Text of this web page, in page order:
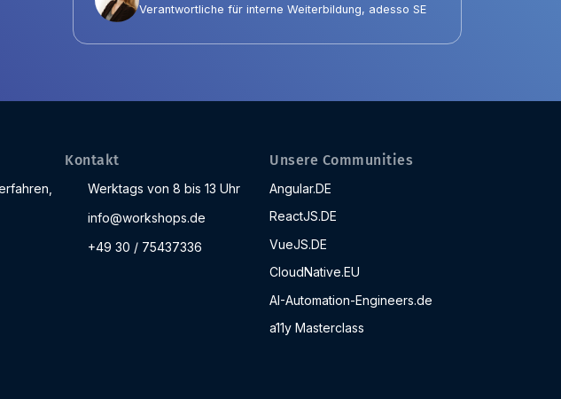
Verantwortliche für interne Weiterbildung, adesso SE
Kontakt
Werktags von 8 bis 13 Uhr
info@workshops.de
+49 30 / 75437336
Unsere Communities
Angular.DE
ReactJS.DE
VueJS.DE
CloudNative.EU
AI-Automation-Engineers.de
a11y Masterclass